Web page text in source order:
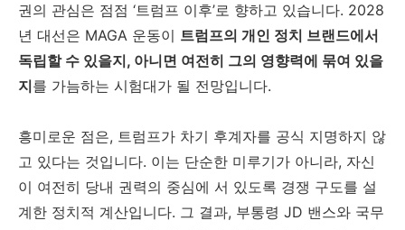
권의 관심은 점점 ‘트럼프 이후’로 향하고 있습니다. 2028
년 대선은 MAGA 운동이 트럼프의 개인 정치 브랜드에서
독립할 수 있을지, 아니면 여전히 그의 영향력에 묶여 있을
지를 가늠하는 시험대가 될 전망입니다.
흥미로운 점은, 트럼프가 차기 후계자를 공식 지명하지 않
고 있다는 것입니다. 이는 단순한 미루기가 아니라, 자신
이 여전히 당내 권력의 중심에 서 있도록 경쟁 구도를 설
계한 정치적 계산입니다. 그 결과, 부통령 JD 밴스와 국무